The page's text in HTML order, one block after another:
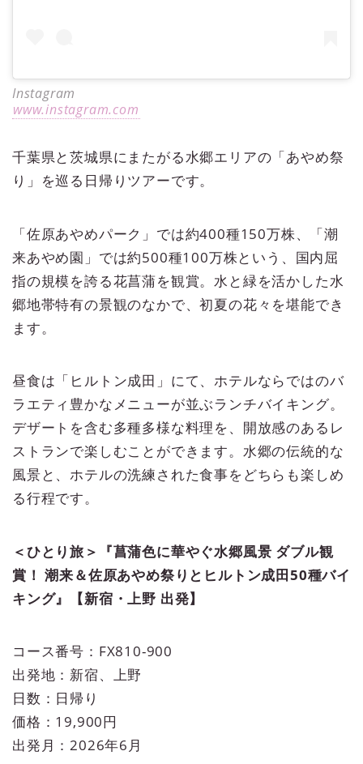
Instagram
www.instagram.com
千葉県と茨城県にまたがる水郷エリアの「あやめ祭
り」を巡る日帰りツアーです。
「佐原あやめパーク」では約400種150万株、「潮
来あやめ園」では約500種100万株という、国内屈
指の規模を誇る花菖蒲を観賞。水と緑を活かした水
郷地帯特有の景観のなかで、初夏の花々を堪能でき
ます。
昼食は「ヒルトン成田」にて、ホテルならではのバ
ラエティ豊かなメニューが並ぶランチバイキング。
デザートを含む多種多様な料理を、開放感のあるレ
ストランで楽しむことができます。水郷の伝統的な
風景と、ホテルの洗練された食事をどちらも楽しめ
る行程です。
＜ひとり旅＞『菖蒲色に華やぐ水郷風景 ダブル観
賞！ 潮来＆佐原あやめ祭りとヒルトン成田50種バイ
キング』【新宿・上野 出発】
コース番号：FX810-900
出発地：新宿、上野
日数：日帰り
価格：19,900円
出発月：2026年6月